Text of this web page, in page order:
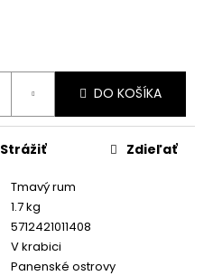
DO KOŠÍKA
Tmavý rum
1.7 kg
5712421011408
V krabici
Panenské ostrovy
Strážiť Zdieľať